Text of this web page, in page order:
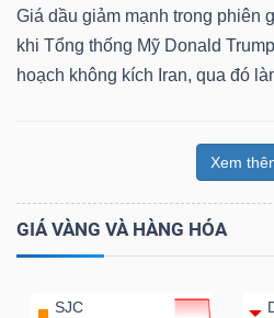
Giá dầu giảm mạnh trong phiên
khi Tổng thống Mỹ Donald
hoạch không kích Iran, qua đó
Xem
GIÁ VÀNG VÀ HÀNG HÓA
SJC